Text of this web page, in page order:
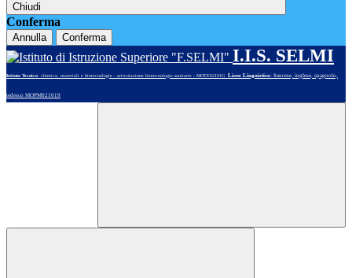
Chiudi
Conferma
Annulla Conferma
I.I.S. SELMI
Istituto Tecnico: chimica, materiali e biotecnologie - articolazione biotecnologie sanitarie - MOTE02101G Liceo Linguistico: francese, inglese, spagnolo,
tedesco MOPM021019